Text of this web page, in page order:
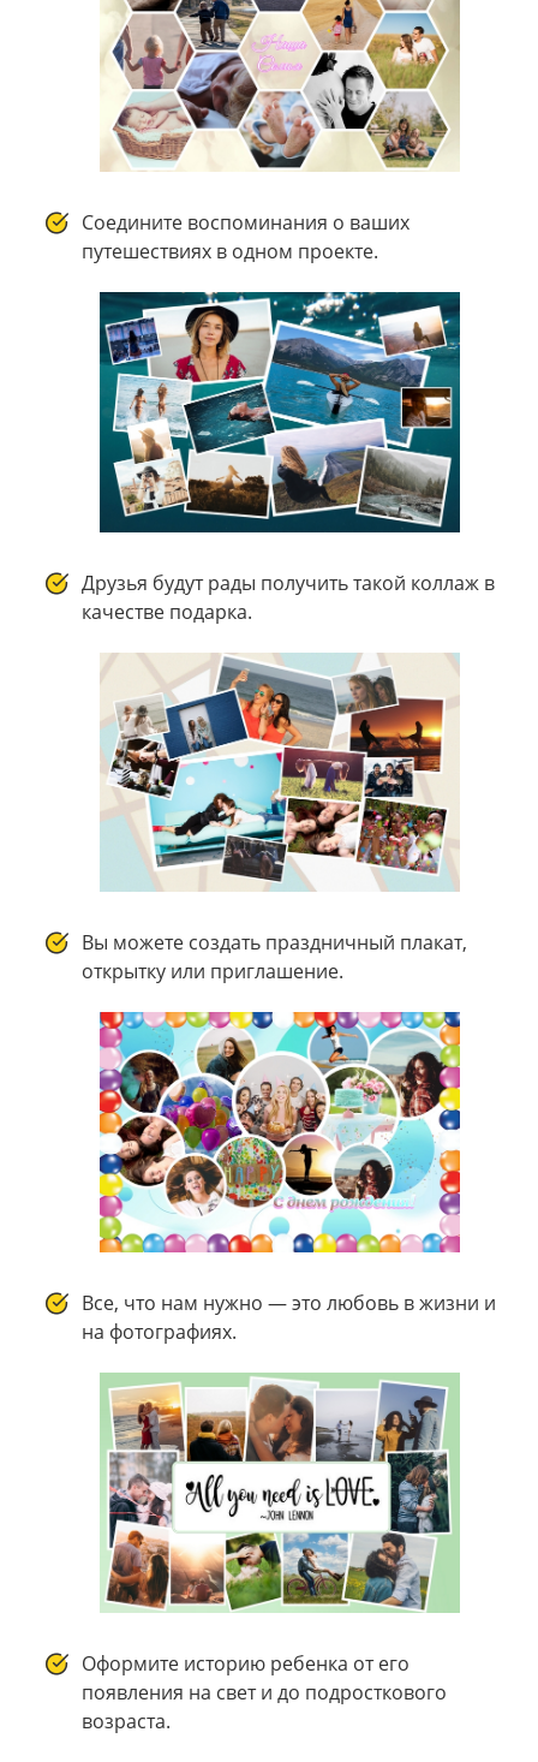
Соедините воспоминания о ваших
путешествиях в одном проекте.
Друзья будут рады получить такой коллаж в
качестве подарка.
Вы можете создать праздничный плакат,
открытку или приглашение.
Все, что нам нужно — это любовь в жизни и
на фотографиях.
Оформите историю ребенка от его
появления на свет и до подросткового
возраста.